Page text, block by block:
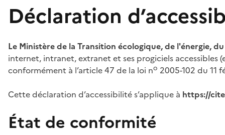
Déclaration
Le Ministère de la Transition écologique, de l'énergie,
internet, intranet, extranet et ses progiciels
conformément à l’article 47 de la loi no 2005-102 du 11
Cette déclaration d’accessibilité s’applique à https://
État de conformité